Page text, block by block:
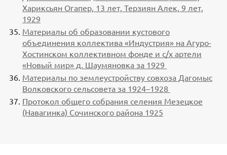
Хариксьян Огапер, 13 лет, Терзиян Алек, 9 лет,
1929
Материалы об образовании кустового
объединения коллектива «Индустрия» на Агуро-
Хостинском коллективном фонде и с/х артели
«Новый мир» д. Шаумяновка за 1929
Материалы по землеустройству совхоза Дагомыс
Волковского сельсовета за 1924–1928
Протокол общего собрания селения Мезецкое
(Навагинка) Сочинского района 1925